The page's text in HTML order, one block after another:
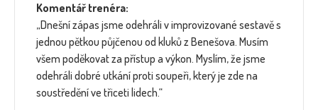
Komentář trenéra:
„Dnešní zápas jsme odehráli v improvizované sestavě s
jednou pětkou půjčenou od kluků z Benešova. Musím
všem poděkovat za přístup a výkon. Myslím, že jsme
odehráli dobré utkání proti soupeři, který je zde na
soustředění ve třiceti lidech.“